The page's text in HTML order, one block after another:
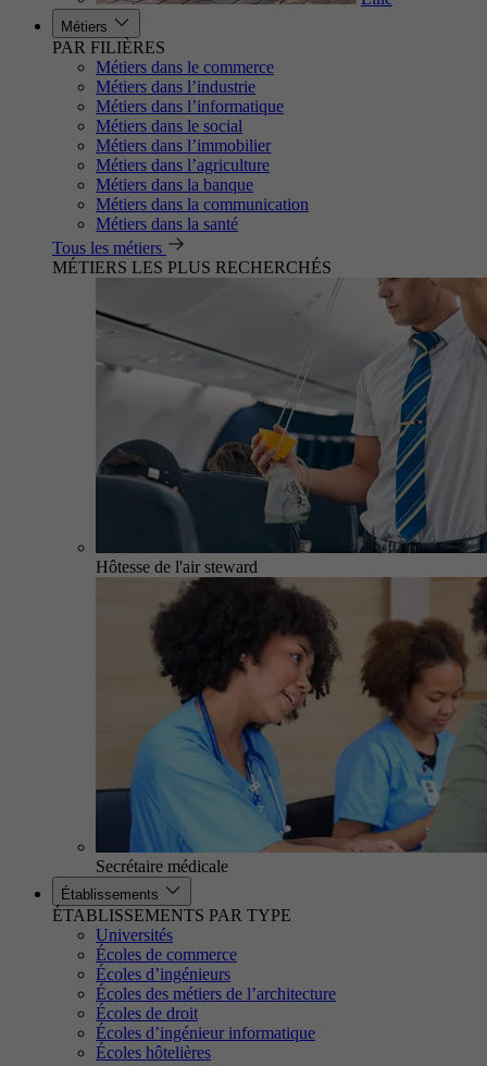
Métiers
PAR FILIÈRES
Métiers dans le commerce
Métiers dans l’industrie
Métiers dans l’informatique
Métiers dans le social
Métiers dans l’immobilier
Métiers dans l’agriculture
Métiers dans la banque
Métiers dans la communication
Métiers dans la santé
Tous les métiers
MÉTIERS LES PLUS RECHERCHÉS
Hôtesse de l'air steward
Secrétaire médicale
Établissements
ÉTABLISSEMENTS PAR TYPE
Universités
Écoles de commerce
Écoles d’ingénieurs
Écoles des métiers de l’architecture
Écoles de droit
Écoles d’ingénieur informatique
Écoles hôtelières